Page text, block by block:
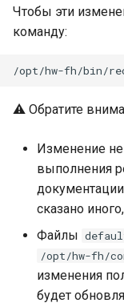
Чтобы эти
команду:
⚠️ Обратите
Изменение
выполнения
сказано
Файлы
/opt/hw-fh/
изменения
будет